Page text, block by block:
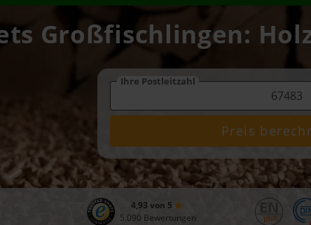
Großfischlingen:
Ihre Postleitzahl
Preis
4,93 von 5
5.090 Bewertungen